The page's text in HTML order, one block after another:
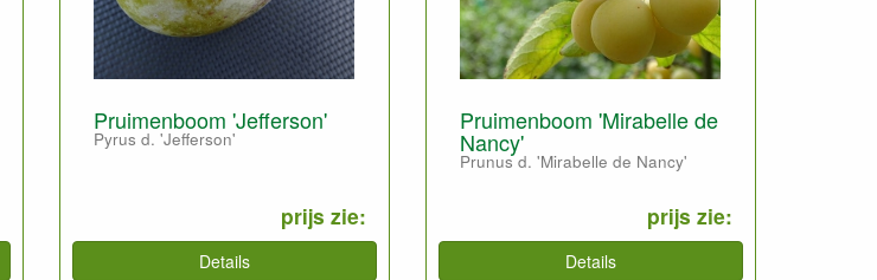
Pruimenboom 'Jefferson'
Pyrus d. 'Jefferson'
prijs zie:
Details
Pruimenboom 'Mirabelle de
Nancy'
Prunus d. 'Mirabelle de Nancy'
prijs zie:
Details